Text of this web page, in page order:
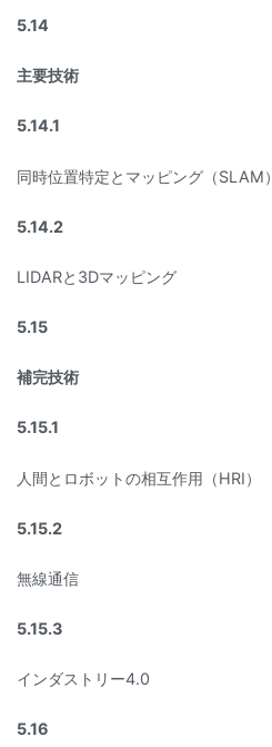
5.14
主要技術
5.14.1
同時位置特定とマッピング（SLAM）
5.14.2
LIDARと3Dマッピング
5.15
補完技術
5.15.1
人間とロボットの相互作用（HRI）
5.15.2
無線通信
5.15.3
インダストリー4.0
5.16